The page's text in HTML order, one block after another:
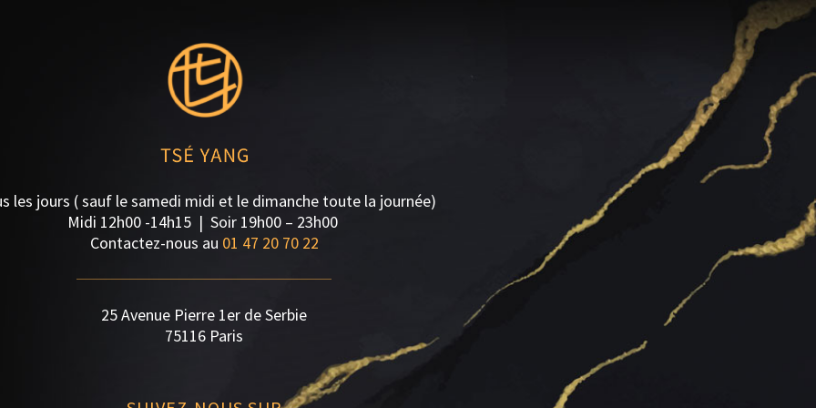
les jours ( sauf le samedi midi et le dimanche toute la journée)
Midi 12h00 -14h15 | Soir 19h00 – 23h00
Contactez-nous au 01 47 20 70 22
25 Avenue Pierre 1er de Serbie
75116 Paris